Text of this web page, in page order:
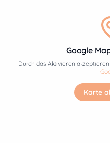
Google
Durch das Aktivieren akzeptieren
Karte